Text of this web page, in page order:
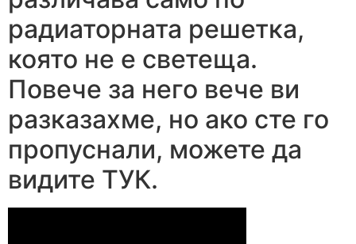
радиаторната решетка,
която не е светеща.
Повече за него вече ви
разказахме, но ако сте го
пропуснали, можете да
видите ТУК.